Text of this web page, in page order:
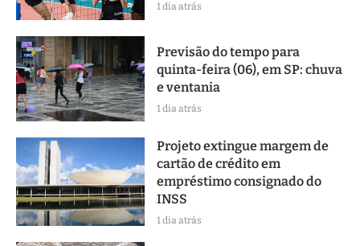
1 dia atrás
Previsão do tempo para
quinta-feira (06), em SP: chuva
e ventania
1 dia atrás
Projeto extingue margem de
cartão de crédito em
empréstimo consignado do
INSS
1 dia atrás